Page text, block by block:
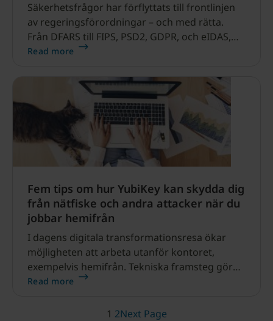
Säkerhetsfrågor har förflyttats till frontlinjen
av regeringsförordningar – och med rätta.
Från DFARS till FIPS, PSD2, GDPR, och eIDAS,
har nationer och tjänsteleverantörer tvingas ta
mer medvetet tillvägagångssätt. I åratal har
Yubico hjälpt organisationer som GOV.
Read more
Fem tips om hur YubiKey kan skydda dig
från nätfiske och andra attacker när du
jobbar hemifrån
I dagens digitala transformationsresa ökar
möjligheten att arbeta utanför kontoret,
exempelvis hemifrån. Tekniska framsteg gör
det möjligt för anställda att arbeta var som
för IT-avdelningar.
Read more
1 2Next Page